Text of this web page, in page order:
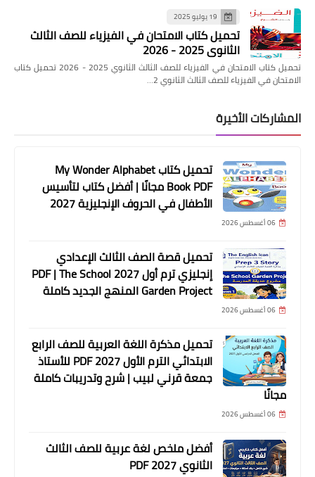
19 يوليو 2025
تحميل كتاب الامتحان في الفيزياء للصف الثالث
الثانوي 2025 - 2026
تحميل كتاب الامتحان في الفيزياء للصف الثالث الثانوي 2025 - 2026 تحميل كتاب
الامتحان في الفيزياء للصف الثالث الثانوي 2…
المشاركات الأخيرة
تحميل كتاب My Wonder Alphabet
Book PDF مجانًا | أفضل كتاب لتأسيس
الأطفال في الحروف الإنجليزية 2027
06 أغسطس 2026
تحميل قصة الصف الثالث الإعدادي
إنجليزي ترم أول 2027 PDF | The School
Garden Project المنهج الجديد كاملة
06 أغسطس 2026
تحميل مذكرة اللغة العربية للصف الرابع
الابتدائي الترم الأول 2027 PDF للأستاذ
جمعة قرني لبيب | شرح وتدريبات كاملة
مجانًا
06 أغسطس 2026
أفضل ملخص لغة عربية للصف الثالث
الثانوي 2027 PDF